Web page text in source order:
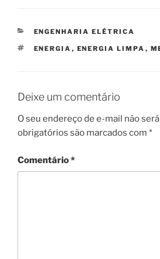
CATEGORIAS
ENGENHARIA ELÉTRICA
TAGS
ENERGIA , ENERGIA LIMPA ,
Deixe um comentário
O seu endereço de e-mail não
obrigatórios são marcados com *
Comentário*